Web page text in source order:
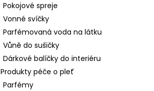
Pokojové spreje
Vonné svíčky
Parfémovaná voda na látku
Vůně do sušičky
Dárkové balíčky do interiéru
Produkty péče o pleť
Parfémy